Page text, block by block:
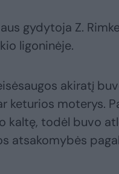
gydytoja Z.
ligoninėje.
akiratį
keturios moterys.
kaltę, todėl buvo
atsakomybės pagal